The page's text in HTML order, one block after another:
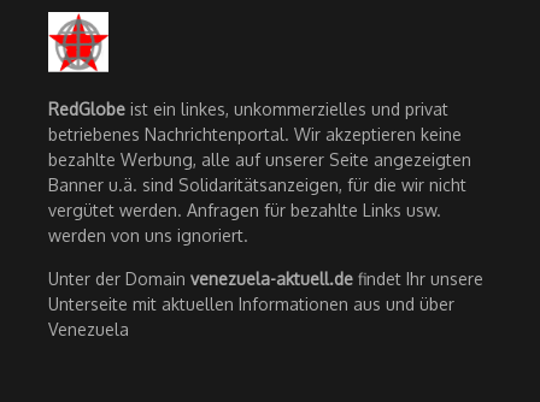
RedGlobe ist ein linkes, unkommerzielles und privat
betriebenes Nachrichtenportal. Wir akzeptieren keine
bezahlte Werbung, alle auf unserer Seite angezeigten
Banner u.ä. sind Solidaritätsanzeigen, für die wir nicht
vergütet werden. Anfragen für bezahlte Links usw.
werden von uns ignoriert.
Unter der Domain venezuela-aktuell.de findet Ihr unsere
Unterseite mit aktuellen Informationen aus und über
Venezuela